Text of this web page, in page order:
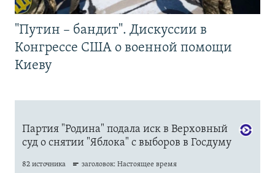
"Путин – бандит". Дискуссии в
Конгрессе США о военной помощи
Киеву